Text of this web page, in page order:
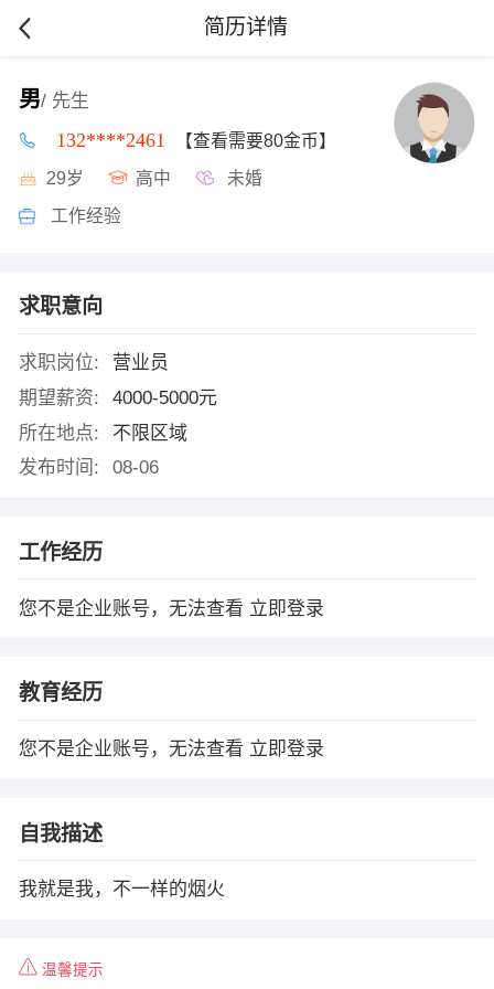
简历详情
男/ 先生
132****2461 【查看需要80金币】
29岁 高中 未婚
工作经验
求职意向
求职岗位:
营业员
期望薪资:
4000-5000元
所在地点:
不限区域
发布时间:
08-06
工作经历
您不是企业账号，无法查看 立即登录
教育经历
您不是企业账号，无法查看 立即登录
自我描述
我就是我，不一样的烟火
温馨提示